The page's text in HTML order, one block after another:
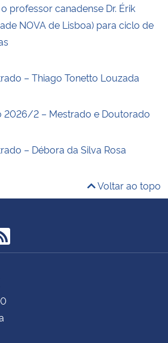
professor canadense Dr. Érik
NOVA de Lisboa) para ciclo de
– Thiago Tonetto Louzada
2026/2 – Mestrado e Doutorado
– Débora da Silva Rosa
Voltar ao topo